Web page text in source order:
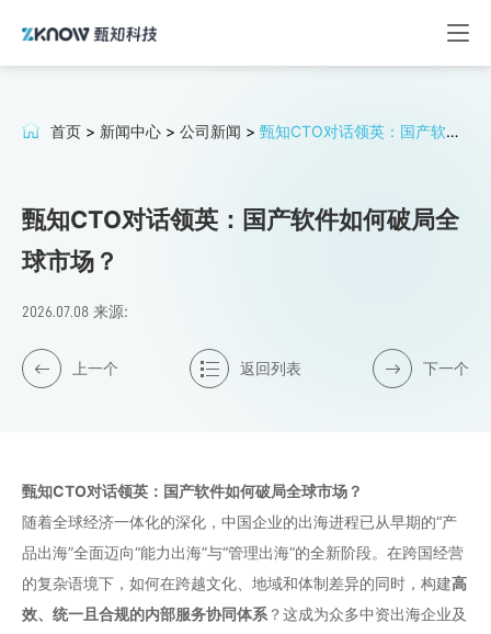
首页 > 新闻中心 > 公司新闻 > 甄知CTO对话领英：国产软件
甄知CTO对话领英：国产软件如何破局全
球市场？
2026.07.08 来源:
上一个 返回列表 下一个
甄知CTO对话领英： 国产软件如何破局全球市场 ？
随着全球经济一体化的深化，中国企业的出海进程已从早期的“产
品出海”全面迈向“能力出海”与“管理出海”的全新阶段。在跨国经营
的复杂语境下，如何在跨越文化、地域和体制差异的同时，构建高
效、统一且合规的内部服务协同体系 ？这成为众多中资出海企业及